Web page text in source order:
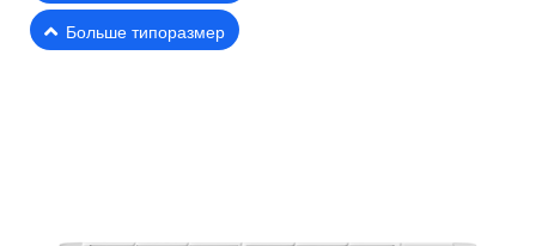
Больше типоразмер